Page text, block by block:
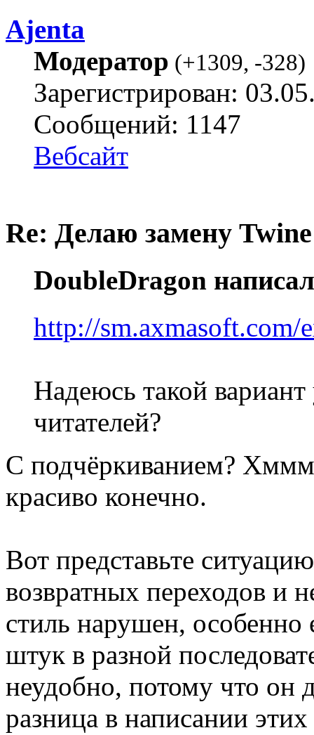
Ajenta
Модератор (+1309, -328)
Зарегистрирован:
Сообщений: 1147
Вебсайт
Re: Делаю замену
DoubleDragon
http://sm.axmasoft.com/
Надеюсь такой
читателей?
С подчёркиванием?
красиво конечно.
Вот представьте
возвратных переходов и
стиль нарушен,
штук в разной
неудобно, потому что он
разница в написании